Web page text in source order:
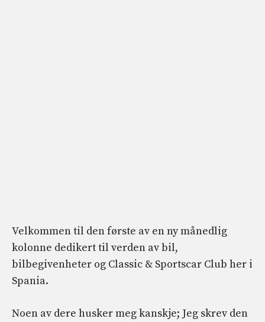
Velkommen til den første av en ny månedlig
kolonne dedikert til verden av bil,
bilbegivenheter og Classic & Sportscar Club her i
Spania.
Noen av dere husker meg kanskje; Jeg skrev den